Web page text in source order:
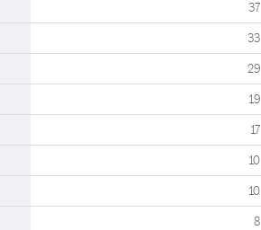
37
33
29
19
17
10
10
8